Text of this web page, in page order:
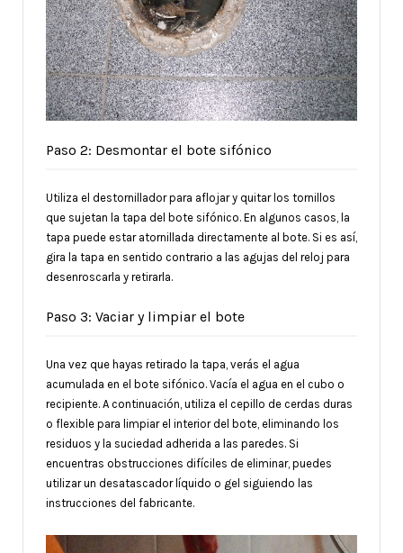
Paso 2: Desmontar el bote sifónico
Utiliza el destornillador para aflojar y quitar los tornillos
que sujetan la tapa del bote sifónico. En algunos casos, la
tapa puede estar atornillada directamente al bote. Si es así,
gira la tapa en sentido contrario a las agujas del reloj para
desenroscarla y retirarla.
Paso 3: Vaciar y limpiar el bote
Una vez que hayas retirado la tapa, verás el agua
acumulada en el bote sifónico. Vacía el agua en el cubo o
recipiente. A continuación, utiliza el cepillo de cerdas duras
o flexible para limpiar el interior del bote, eliminando los
residuos y la suciedad adherida a las paredes. Si
encuentras obstrucciones difíciles de eliminar, puedes
utilizar un desatascador líquido o gel siguiendo las
instrucciones del fabricante.